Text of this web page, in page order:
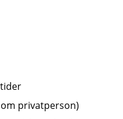
privatperson)